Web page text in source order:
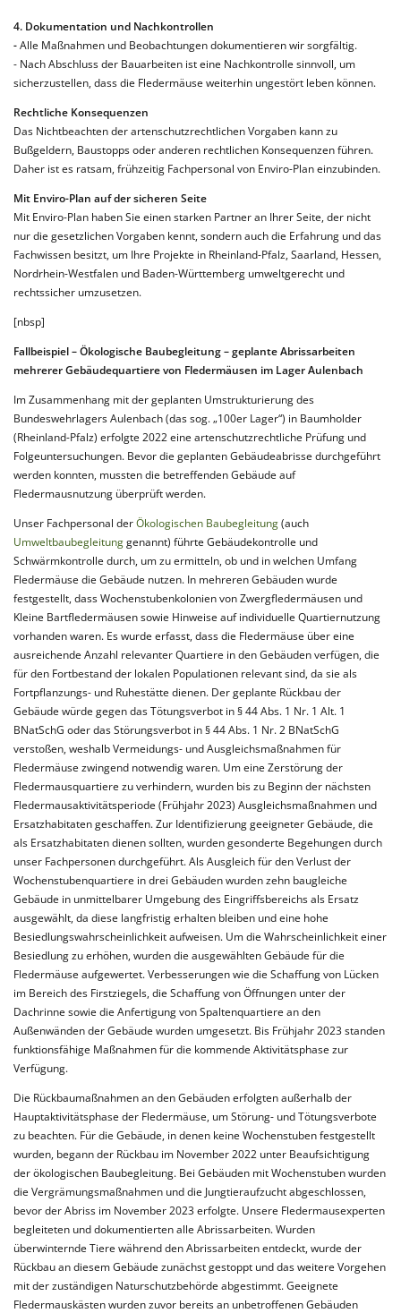
4. Dokumentation und Nachkontrollen
-Alle Maßnahmen und Beobachtungen dokumentieren wir sorgfältig.
- Nach Abschluss der Bauarbeiten ist eine Nachkontrolle sinnvoll, um
sicherzustellen, dass die Fledermäuse weiterhin ungestört leben können.
Rechtliche Konsequenzen
Das Nichtbeachten der artenschutzrechtlichen Vorgaben kann zu
Bußgeldern, Baustopps oder anderen rechtlichen Konsequenzen führen.
Daher ist es ratsam, frühzeitig Fachpersonal von Enviro-Plan einzubinden.
Mit Enviro-Plan auf der sicheren Seite
Mit Enviro-Plan haben Sie einen starken Partner an Ihrer Seite, der nicht
nur die gesetzlichen Vorgaben kennt, sondern auch die Erfahrung und das
Fachwissen besitzt, um Ihre Projekte in Rheinland-Pfalz, Saarland, Hessen,
Nordrhein-Westfalen und Baden-Württemberg umweltgerecht und
rechtssicher umzusetzen.
[nbsp]
Fallbeispiel – Ökologische Baubegleitung – geplante Abrissarbeiten
mehrerer Gebäudequartiere von Fledermäusen im Lager Aulenbach
Im Zusammenhang mit der geplanten Umstrukturierung des
Bundeswehrlagers Aulenbach (das sog. „100er Lager“) in Baumholder
(Rheinland-Pfalz) erfolgte 2022 eine artenschutzrechtliche Prüfung und
Folgeuntersuchungen. Bevor die geplanten Gebäudeabrisse durchgeführt
werden konnten, mussten die betreffenden Gebäude auf
Fledermausnutzung überprüft werden.
Unser Fachpersonal derÖkologischen Baubegleitung(auch
Umweltbaubegleitunggenannt) führte Gebäudekontrolle und
Schwärmkontrolle durch, um zu ermitteln, ob und in welchen Umfang
Fledermäuse die Gebäude nutzen. In mehreren Gebäuden wurde
festgestellt, dass Wochenstubenkolonien von Zwergfledermäusen und
Kleine Bartfledermäusen sowie Hinweise auf individuelle Quartiernutzung
vorhanden waren. Es wurde erfasst, dass die Fledermäuse über eine
ausreichende Anzahl relevanter Quartiere in den Gebäuden verfügen, die
für den Fortbestand der lokalen Populationen relevant sind, da sie als
Fortpflanzungs- und Ruhestätte dienen. Der geplante Rückbau der
Gebäude würde gegen das Tötungsverbot in § 44 Abs. 1 Nr. 1 Alt. 1
BNatSchG oder das Störungsverbot in § 44 Abs. 1 Nr. 2 BNatSchG
verstoßen, weshalb Vermeidungs- und Ausgleichsmaßnahmen für
Fledermäuse zwingend notwendig waren. Um eine Zerstörung der
Fledermausquartiere zu verhindern, wurden bis zu Beginn der nächsten
Fledermausaktivitätsperiode (Frühjahr 2023) Ausgleichsmaßnahmen und
Ersatzhabitaten geschaffen. Zur Identifizierung geeigneter Gebäude, die
als Ersatzhabitaten dienen sollten, wurden gesonderte Begehungen durch
unser Fachpersonen durchgeführt. Als Ausgleich für den Verlust der
Wochenstubenquartiere in drei Gebäuden wurden zehn baugleiche
Gebäude in unmittelbarer Umgebung des Eingriffsbereichs als Ersatz
ausgewählt, da diese langfristig erhalten bleiben und eine hohe
Besiedlungswahrscheinlichkeit aufweisen. Um die Wahrscheinlichkeit einer
Besiedlung zu erhöhen, wurden die ausgewählten Gebäude für die
Fledermäuse aufgewertet. Verbesserungen wie die Schaffung von Lücken
im Bereich des Firstziegels, die Schaffung von Öffnungen unter der
Dachrinne sowie die Anfertigung von Spaltenquartiere an den
Außenwänden der Gebäude wurden umgesetzt. Bis Frühjahr 2023 standen
funktionsfähige Maßnahmen für die kommende Aktivitätsphase zur
Verfügung.
Die Rückbaumaßnahmen an den Gebäuden erfolgten außerhalb der
Hauptaktivitätsphase der Fledermäuse, um Störung- und Tötungsverbote
zu beachten. Für die Gebäude, in denen keine Wochenstuben festgestellt
wurden, begann der Rückbau im November 2022 unter Beaufsichtigung
der ökologischen Baubegleitung. Bei Gebäuden mit Wochenstuben wurden
die Vergrämungsmaßnahmen und die Jungtieraufzucht abgeschlossen,
bevor der Abriss im November 2023 erfolgte. Unsere Fledermausexperten
begleiteten und dokumentierten alle Abrissarbeiten. Wurden
überwinternde Tiere während den Abrissarbeiten entdeckt, wurde der
Rückbau an diesem Gebäude zunächst gestoppt und das weitere Vorgehen
mit der zuständigen Naturschutzbehörde abgestimmt. Geeignete
Fledermauskästen wurden zuvor bereits an unbetroffenen Gebäuden